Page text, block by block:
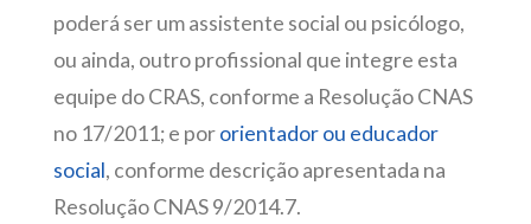
poderá ser um assistente social ou psicólogo,
ou ainda, outro profissional que integre esta
equipe do CRAS, conforme a Resolução CNAS
no 17/2011; e pororientador ou educador
social, conforme descrição apresentada na
Resolução CNAS 9/2014.7.